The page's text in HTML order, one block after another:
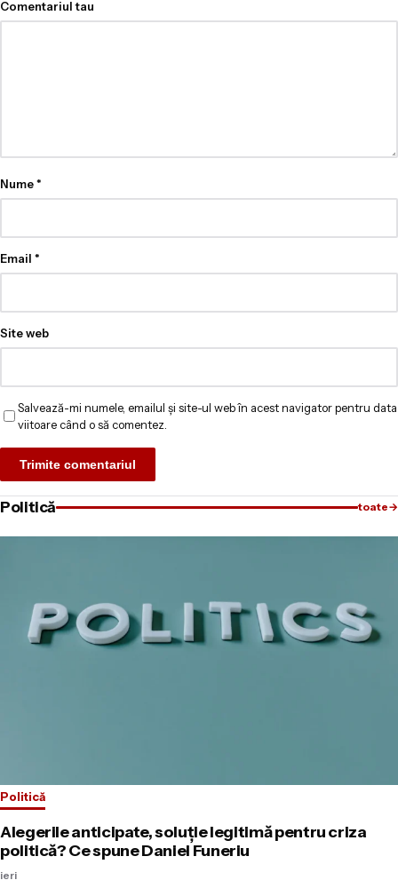
Comentariul tau
Nume*
Email *
Site web
Salvează-mi numele, emailul și site-ul web în acest navigator pentru data
viitoare când o să comentez.
Politică toate→
Politică
Alegerile anticipate, soluție legitimă pentru criza
politică? Ce spune Daniel Funeriu
ieri